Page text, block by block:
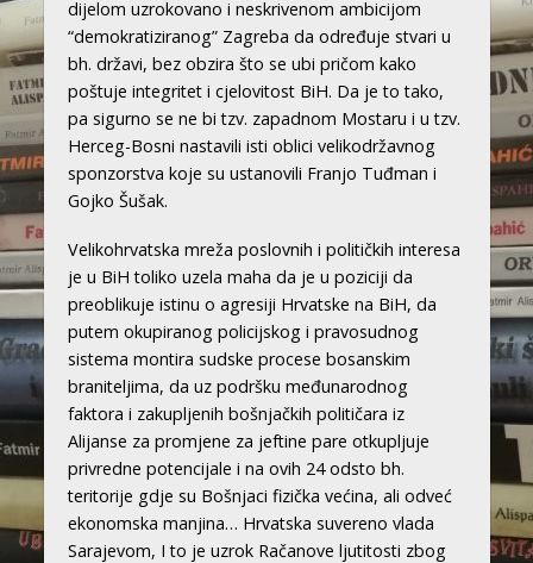
dijelom uzrokovano i neskrivenom ambicijom
“demokratiziranog” Zagreba da određuje stvari u
bh. državi, bez obzira što se ubi pričom kako
poštuje integritet i cjelovitost BiH. Da je to tako,
pa sigurno se ne bi tzv. zapadnom Mostaru i u tzv.
Herceg-Bosni nastavili isti oblici velikodržavnog
sponzorstva koje su ustanovili Franjo Tuđman i
Gojko Šušak.
Velikohrvatska mreža poslovnih i političkih interesa
je u BiH toliko uzela maha da je u poziciji da
preoblikuje istinu o agresiji Hrvatske na BiH, da
putem okupiranog policijskog i pravosudnog
sistema montira sudske procese bosanskim
braniteljima, da uz podršku međunarodnog
faktora i zakupljenih bošnjačkih političara iz
Alijanse za promjene za jeftine pare otkupljuje
privredne potencijale i na ovih 24 odsto bh.
teritorije gdje su Bošnjaci fizička većina, ali odveć
ekonomska manjina… Hrvatska suvereno vlada
Sarajevom, I to je uzrok Račanove ljutitosti zbog